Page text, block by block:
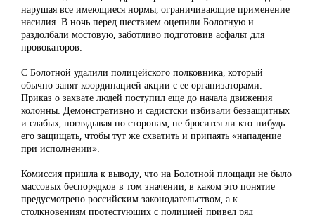
нарушая все имеющиеся нормы, ограничивающие применение
насилия. В ночь перед шествием оцепили Болотную и
раздолбали мостовую, заботливо подготовив асфальт для
провокаторов.
С Болотной удалили полицейского полковника, который
обычно занят координацией акции с ее организаторами.
Приказ о захвате людей поступил еще до начала движения
колонны. Демонстративно и садистски избивали беззащитных
и слабых, поглядывая по сторонам, не бросится ли кто-нибудь
его защищать, чтобы тут же схватить и припаять «нападение
при исполнении».
Комиссия пришла к выводу, что на Болотной площади не было
массовых беспорядков в том значении, в каком это понятие
предусмотрено российским законодательством, а к
столкновениям протестующих с полицией привел ряд